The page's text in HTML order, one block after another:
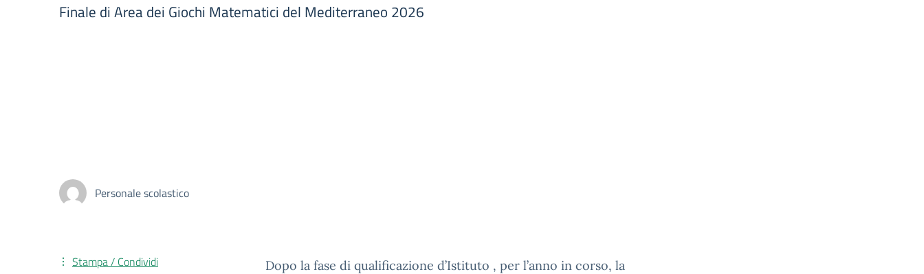
Finale di Area dei Giochi Matematici del Mediterraneo 2026
Personale scolastico
Dopo la fase di qualificazione d’Istituto , per l’anno in corso, la
Stampa / Condividi